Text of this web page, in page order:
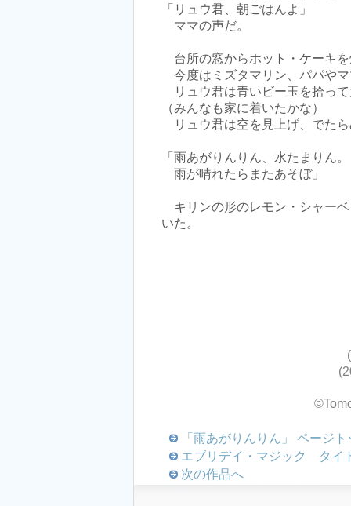
「リュウ君、朝ごはんよ」
ママの声だ。
台所の窓からホット・ケーキ
今度はミズタマリン、パパや
リュウ君は青いビー玉を拾っ
（みんなも家に着いたかな）
リュウ君は空を見上げ、でた
「雨あがりんりん、水たまりん。
雨が晴れたらまたあそぼ」
キリンの形のレモン・シャー
いた。
「雨あがりんりん」 ページ
エブリデイ・マジック タイ
次の作品へ